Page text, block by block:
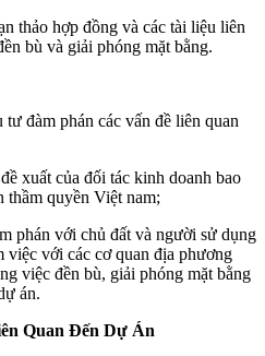
thảo hợp đồng và các tài liệu liên
bù và giải phóng mặt bằng.
đàm phán các vấn đề liên quan
xuất của đối tác kinh doanh bao
thầm quyền Việt nam;
phán với chủ đất và người sử dụng
việc với các cơ quan địa phương
việc đền bù, giải phóng mặt bằng
án.
Quan Đến Dự Án